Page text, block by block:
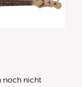
noch nicht